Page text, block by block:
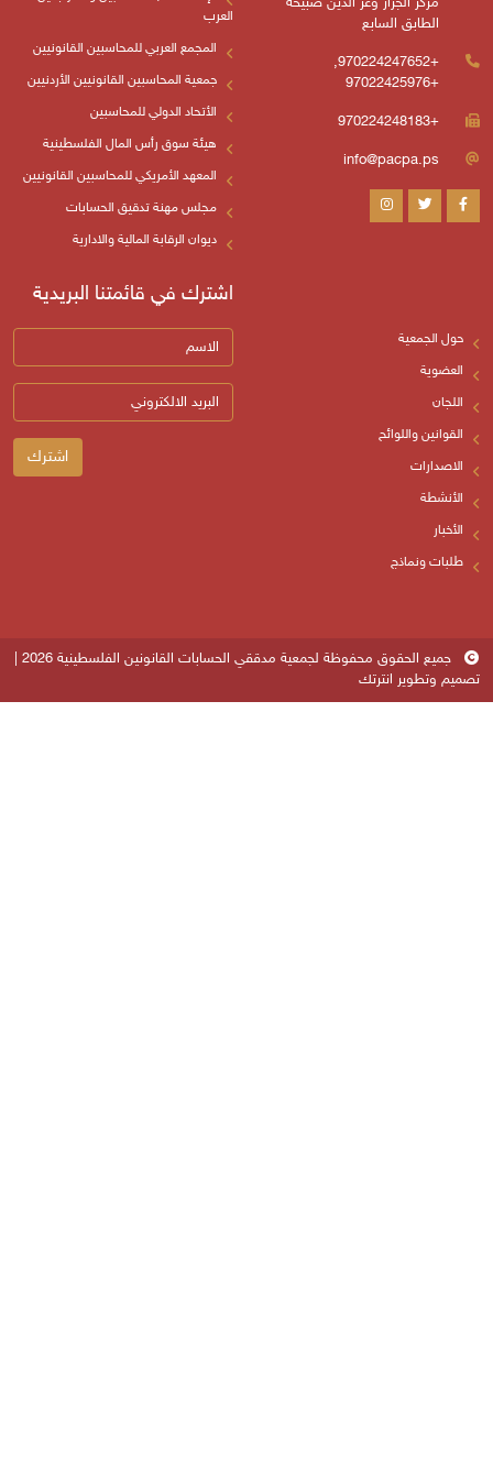
العرب
المجمع العربي للمحاسبين القانونيين
جمعية المحاسبين القانونيين الأردنيين
الأتحاد الدولي للمحاسبين
هيئة سوق رأس المال الفلسطينية
المعهد الأمريكي للمحاسبين القانونيين
مجلس مهنة تدقيق الحسابات
اشترك في قائمتنا البريدية
جميع الحقوق محفوظة لجمعية مدققي الحسابات القانونين الفلسطينية 2026 |